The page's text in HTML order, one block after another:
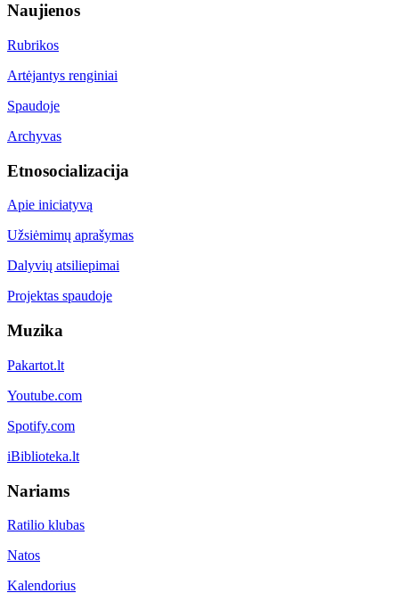
Naujienos
Rubrikos
Artėjantys renginiai
Spaudoje
Archyvas
Etnosocializacija
Apie iniciatyvą
Užsiėmimų aprašymas
Dalyvių atsiliepimai
Projektas spaudoje
Muzika
Pakartot.lt
Youtube.com
Spotify.com
iBiblioteka.lt
Nariams
Ratilio klubas
Natos
Kalendorius